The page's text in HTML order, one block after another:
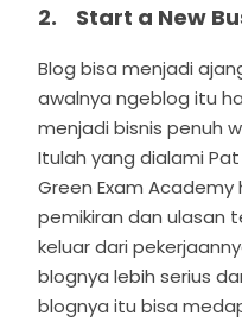
2. Start a New
Blog bisa menjadi
awalnya ngeblog itu
menjadi bisnis penuh
Itulah yang dialami
Green Exam
pemikiran dan ulasan
keluar dari
blognya lebih serius
blognya itu bisa